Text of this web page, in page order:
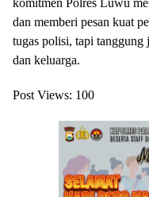
komitmen Polres Luwu
dan memberi pesan kuat
tugas polisi, tapi tanggung
dan keluarga.
Post Views: 100